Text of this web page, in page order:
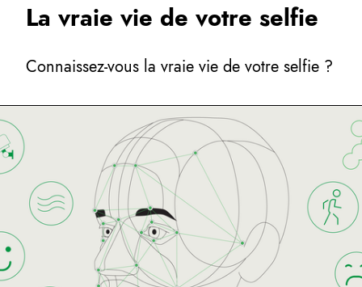
La vraie vie de votre selfie
Connaissez-vous la vraie vie de votre selfie ?